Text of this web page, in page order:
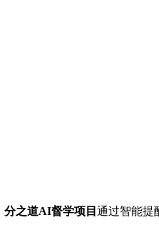
分之道AI督学项目 通过智能提